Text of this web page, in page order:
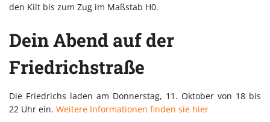
den Kilt bis zum Zug im Maßstab H0.
Dein Abend auf der
Friedrichstraße
Die Friedrichs laden am Donnerstag, 11. Oktober von 18 bis
22 Uhr ein. Weitere Informationen finden sie hier